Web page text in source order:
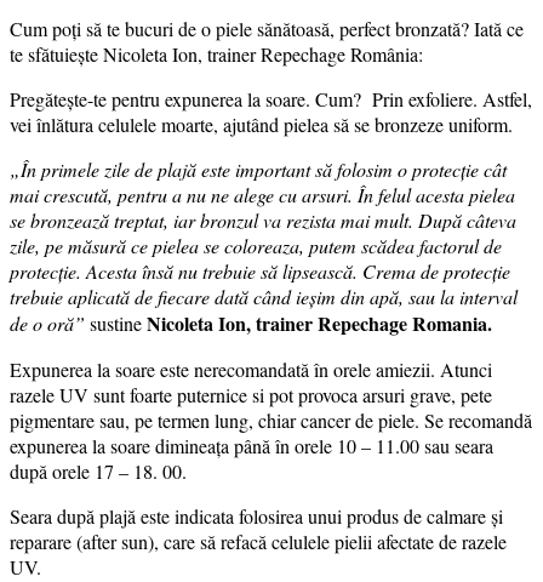
Cum poți să te bucuri de o piele sănătoasă, perfect bronzată? Iată ce
te sfătuiește Nicoleta Ion, trainer Repechage România:
Pregătește-te pentru expunerea la soare. Cum? Prin exfoliere. Astfel,
vei înlătura celulele moarte, ajutând pielea să se bronzeze uniform.
„În primele zile de plajă este important să folosim o protecţie cât
mai crescută, pentru a nu ne alege cu arsuri. În felul acesta pielea
se bronzează treptat, iar bronzul va rezista mai mult. După câteva
zile, pe măsură ce pielea se coloreaza, putem scădea factorul de
protecţie. Acesta însă nu trebuie să lipsească. Crema de protecţie
trebuie aplicată de fiecare dată când ieşim din apă, sau la interval
de o oră” sustineNicoleta Ion, trainer Repechage Romania.
Expunerea la soare este nerecomandată în orele amiezii. Atunci
razele UV sunt foarte puternice si pot provoca arsuri grave, pete
pigmentare sau, pe termen lung, chiar cancer de piele. Se recomandă
expunerea la soare dimineaţa până în orele 10 – 11.00 sau seara
după orele 17 – 18. 00.
Seara după plajă este indicata folosirea unui produs de calmare şi
reparare (after sun), care să refacă celulele pielii afectate de razele
UV.